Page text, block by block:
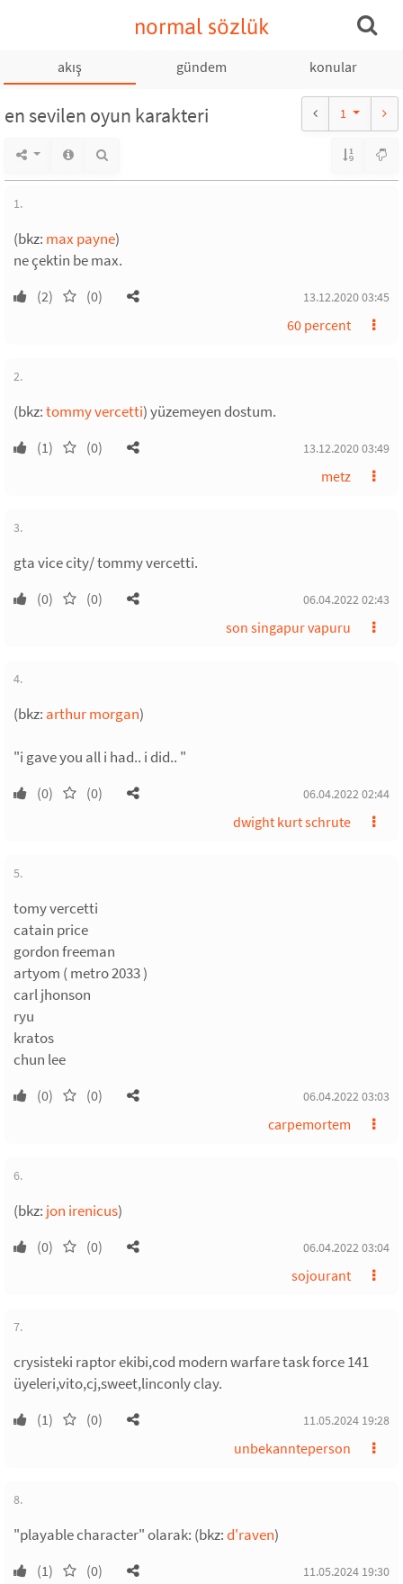
normal sözlük
akış gündem konular
en sevilen oyun karakteri 1
1.
(bkz: max payne)
ne çektin be max.
(2) (0) 13.12.2020 03:45
60 percent
2.
(bkz:tommy vercetti) yüzemeyen dostum.
(1) (0) 13.12.2020 03:49
metz
3.
gta vice city/ tommy vercetti.
(0) (0) 06.04.2022 02:43
son singapur vapuru
4.
(bkz: arthur morgan)
"i gave you all i had.. i did.. "
(0) (0) 06.04.2022 02:44
dwight kurt schrute
5.
tomy vercetti
catain price
gordon freeman
artyom ( metro 2033 )
carl jhonson
ryu
kratos
chun lee
(0) (0) 06.04.2022 03:03
carpemortem
6.
(bkz: jon irenicus)
(0) (0) 06.04.2022 03:04
sojourant
7.
crysisteki raptor ekibi,cod modern warfare task force 141
üyeleri,vito,cj,sweet,linconly clay.
(1) (0) 11.05.2024 19:28
unbekannteperson
8.
"playable character" olarak: (bkz:d'raven)
(1) (0) 11.05.2024 19:30